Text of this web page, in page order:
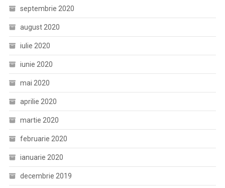
septembrie 2020
august 2020
iulie 2020
iunie 2020
mai 2020
aprilie 2020
martie 2020
februarie 2020
ianuarie 2020
decembrie 2019